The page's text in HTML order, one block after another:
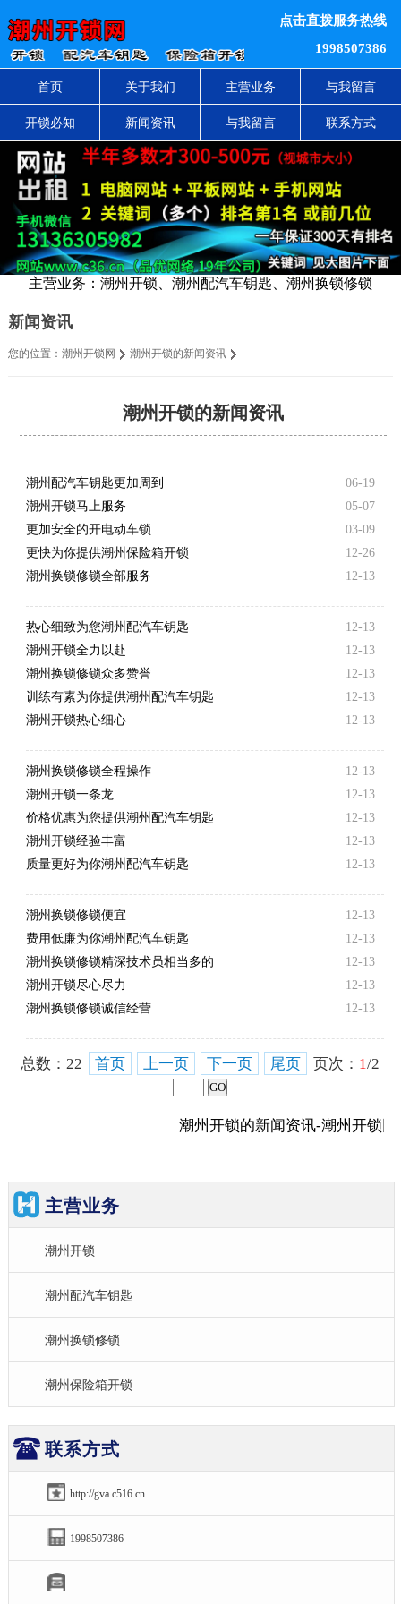
点击直拨服务热线
1998507386
首页 关于我们 主营业务 与我留言
开锁必知 新闻资讯 与我留言 联系方式
主营业务：潮州开锁、潮州配汽车钥匙、潮州换锁修锁
新闻资讯
您的位置： 潮州开锁网 潮州开锁的新闻资讯
潮州开锁的新闻资讯
06-19
潮州配汽车钥匙更加周到
05-07
潮州开锁马上服务
03-09
更加安全的开电动车锁
12-26
更快为你提供潮州保险箱开锁
12-13
潮州换锁修锁全部服务
12-13
热心细致为您潮州配汽车钥匙
12-13
潮州开锁全力以赴
12-13
潮州换锁修锁众多赞誉
12-13
训练有素为你提供潮州配汽车钥匙
12-13
潮州开锁热心细心
12-13
潮州换锁修锁全程操作
12-13
潮州开锁一条龙
12-13
价格优惠为您提供潮州配汽车钥匙
12-13
潮州开锁经验丰富
12-13
质量更好为你潮州配汽车钥匙
12-13
潮州换锁修锁便宜
12-13
费用低廉为你潮州配汽车钥匙
12-13
潮州换锁修锁精深技术员相当多的
12-13
潮州开锁尽心尽力
12-13
潮州换锁修锁诚信经营
总数：22 首页 上一页 下一页 尾页 页次： 1/2
潮州开锁的新闻资讯-潮州开锁
主营业务
潮州开锁
潮州配汽车钥匙
潮州换锁修锁
潮州保险箱开锁
联系方式
http://gva.c516.cn
1998507386